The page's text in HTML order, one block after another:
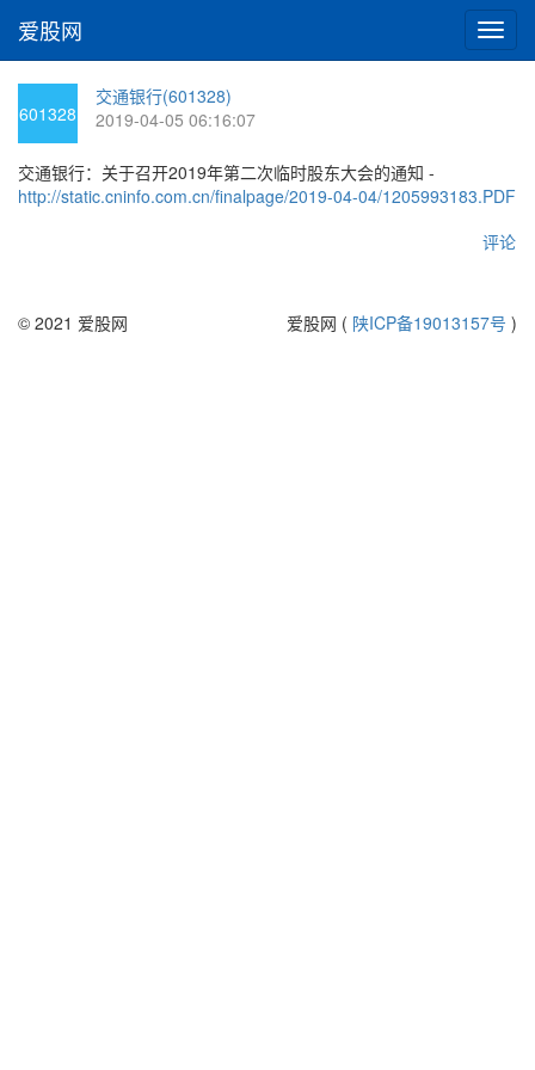
切
换
爱股网
601328
交通银行(601328)
2019-04-05 06:16:07
交通银行：关于召开2019年第二次临时股东大会的通知 -
http://static.cninfo.com.cn/finalpage/2019-04-04/1205993183.PDF
评论
© 2021 爱股网 爱股网 ( 陕ICP备19013157号 )